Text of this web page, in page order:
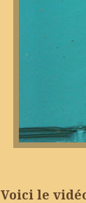
Voici le